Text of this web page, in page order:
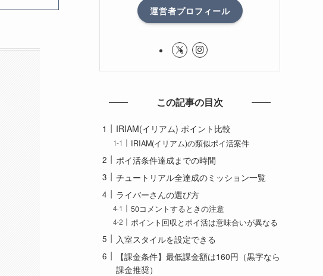
運営者プロフィール
この記事の目次
IRIAM(イリアム) ポイント比較
IRIAM(イリアム)の類似ポイ活案件
ポイ活条件達成までの時間
チュートリアル全達成のミッション一覧
ライバーさんの選び方
50コメントするときの注意
ポイント回収とポイ活は意味合いが異なる
入室スタイルを設定できる
【課金条件】最低課金額は160円（黒字なら
課金推奨）